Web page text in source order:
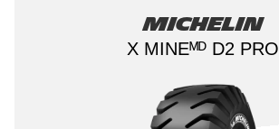
Michelin
X MINEᴹᴰ D2 PRO